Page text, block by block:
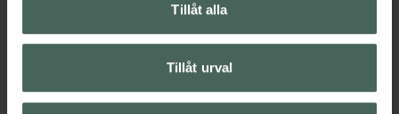
Tillåt alla
Tillåt urval
Leverans, betalning och retur
Kundklubb
Köpvillkor